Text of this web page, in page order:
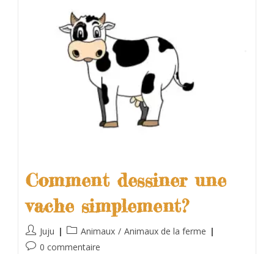
Comment dessiner une
vache simplement?
Juju Animaux / Animaux de la ferme
0 commentaire